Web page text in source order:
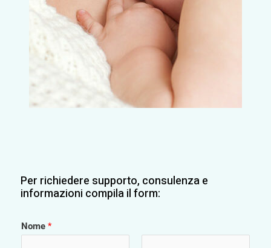
Per richiedere supporto, consulenza e
informazioni compila il form:
Nome *